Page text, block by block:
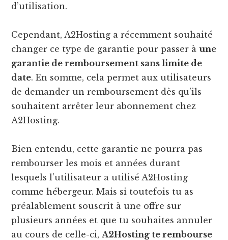
d’utilisation.
Cependant, A2Hosting a récemment souhaité
changer ce type de garantie pour passer àune
garantie de remboursement sans limite de
date. En somme, cela permet aux utilisateurs
de demander un remboursement dès qu’ils
souhaitent arrêter leur abonnement chez
A2Hosting.
Bien entendu, cette garantie ne pourra pas
rembourser les mois et années durant
lesquels l’utilisateur a utilisé A2Hosting
comme hébergeur. Mais si toutefois tu as
préalablement souscrit à une offre sur
plusieurs années et que tu souhaites annuler
au cours de celle-ci, A2Hosting te rembourse